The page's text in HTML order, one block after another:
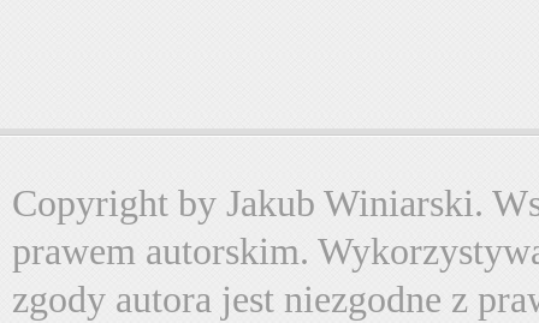
Copyright by Jakub Winiarski.
prawem autorskim.
zgody autora jest niezgodne z